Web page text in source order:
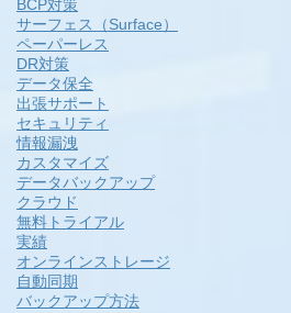
BCP対策
サーフェス（Surface）
ペーパーレス
DR対策
データ保全
出張サポート
セキュリティ
情報漏洩
カスタマイズ
データバックアップ
クラウド
無料トライアル
実績
オンラインストレージ
自動同期
バックアップ方法